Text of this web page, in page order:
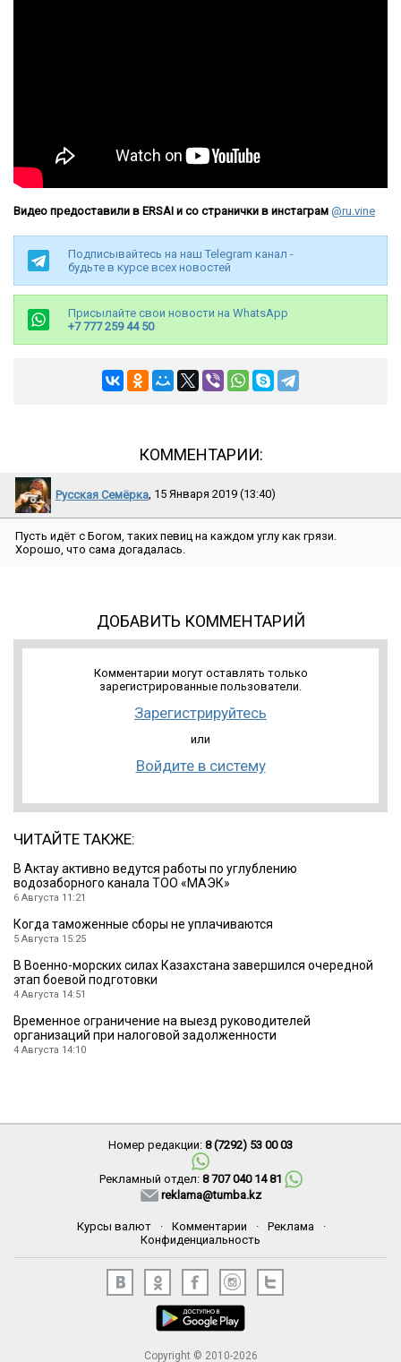
Видео предоставили в ERSAI и со странички в инстаграм @ru.vine
Подписывайтесь на наш Telegram канал -
будьте в курсе всех новостей
Присылайте свои новости на WhatsApp
+7 777 259 44 50
КОММЕНТАРИИ:
Русская Семёрка, 15 Января 2019 (13:40)
Пусть идёт с Богом, таких певиц на каждом углу как грязи.
Хорошо, что сама догадалась.
ДОБАВИТЬ КОММЕНТАРИЙ
Комментарии могут оставлять только
зарегистрированные пользователи.
Зарегистрируйтесь
или
Войдите в систему
ЧИТАЙТЕ ТАКЖЕ:
В Актау активно ведутся работы по углублению
водозаборного канала ТОО «МАЭК»
6 Августа 11:21
Когда таможенные сборы не уплачиваются
5 Августа 15:25
В Военно-морских силах Казахстана завершился очередной
этап боевой подготовки
4 Августа 14:51
Временное ограничение на выезд руководителей
организаций при налоговой задолженности
4 Августа 14:10
Номер редакции: 8 (7292) 53 00 03
Рекламный отдел: 8 707 040 14 81
reklama@tumba.kz
Курсы валют · Комментарии · Реклама
·
Конфиденциальность
Copyright © 2010-2026